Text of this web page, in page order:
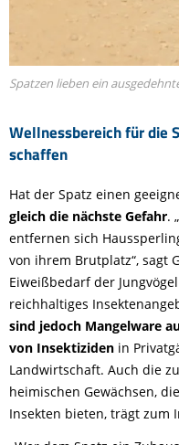
Wellnessbereich für die
schaffen
Spatzen lieben ein
Hat der Spatz einen
gleich die nächste Gefahr.
entfernen sich
von ihrem Brutplatz“, sagt
Eiweißbedarf der
reichhaltiges
sind jedoch Mangelware
von Insektiziden in
Landwirtschaft. Auch die
heimischen Gewächsen,
Insekten bieten, trägt zum